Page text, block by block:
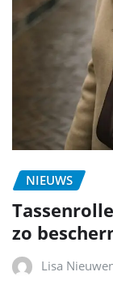
NIEUWS
zo
Lisa